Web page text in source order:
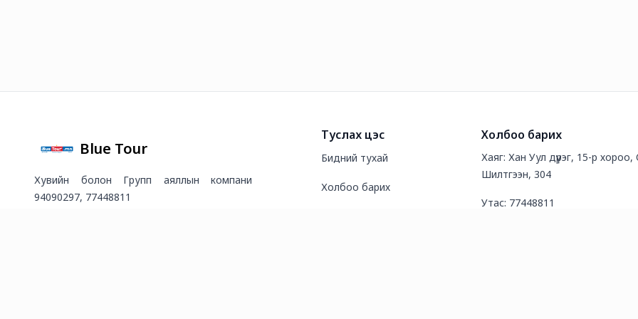
Blue Tour
Хувийн болон Групп аяллын компани
94090297, 77448811
Туслах цэс
Бидний тухай
Холбоо барих
Холбоо барих
Хаяг: Хан Уул дүүрэг, 15-р хороо,
Шилтгээн, 304
Утас: 77448811